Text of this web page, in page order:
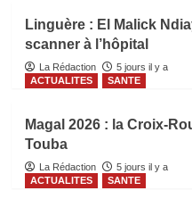
Linguère : El Malick
scanner à l’hôpital
La Rédaction
5 jours il y a
ACTUALITES
SANTE
Magal 2026 : la Croix-
Touba
La Rédaction
5 jours il y a
ACTUALITES
SANTE